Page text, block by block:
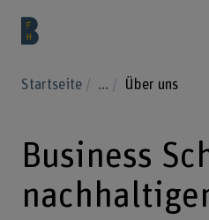
Startseite ... Über uns
Business